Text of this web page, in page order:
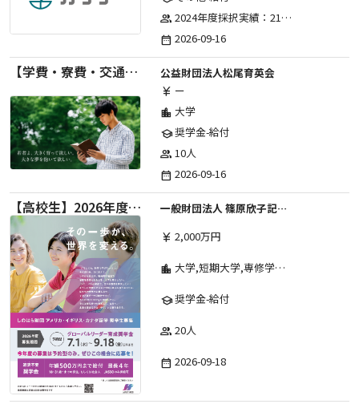
group 2024年度採択実績：21事業（前期11・後期10）、2025年度採択実績：30事業（前期15・後期15）、2026年度採択実績：40事業 ※2026年度より、前期・後期の区分を廃止し、年1回の申請受付となりました。
date_range 2026-09-16
【学費・寮費・交通費給付】2027年度第71期育英生募集
公益財団法人松尾育英会
currency_yen ー
location_city 大学
school奨学金-給付
group 10人
date_range 2026-09-16
【高校生】2026年度 しのはら財団 アメリカ・イギリス・カナダ英語留学奨学金
一般財団法人 篠原欣子記念財団 (海外留学奨学金グループ)
currency_yen 2,000万円
location_city 大学,短期大学,専修学校,高等専門学校,その他,高等学校,大学院
school奨学金-給付
group 20人
date_range 2026-09-18